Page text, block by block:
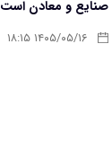
صنایع و معادن است
۱۴۰۵/۰۵/۱۶ ۱۸:۱۵